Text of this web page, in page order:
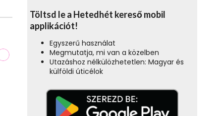
Töltsd le a Hetedhét kereső mobil
applikációt!
Egyszerű használat
Megmutatja, mi van a közelben
Utazáshoz nélkülözhetetlen: Magyar és
külföldi úticélok